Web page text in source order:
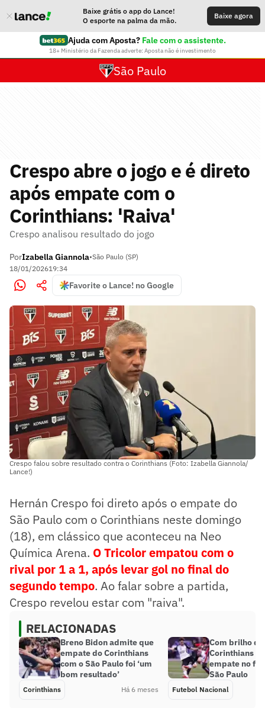
Baixe grátis o app do Lance!
O esporte na palma da mão.
Baixe agora
Ajuda com Aposta? Fale com o assistente.
18+ Ministério da Fazenda adverte: Aposta não é investimento
São Paulo
Crespo abre o jogo e é direto
após empate com o
Corinthians: 'Raiva'
Crespo analisou resultado do jogo
PorIzabella Giannola•São Paulo (SP)
18/01/202619:34
Favorite o Lance! no Google
Crespo falou sobre resultado contra o Corinthians (Foto: Izabella Giannola/
Lance!)
Hernán Crespo foi direto após o empate do
São Paulo com o Corinthians neste domingo
(18), em clássico que aconteceu na Neo
Química Arena. O Tricolor empatou com o
rival por 1 a 1, após levar gol no final do
segundo tempo. Ao falar sobre a partida,
Crespo revelou estar com "raiva".
RELACIONADAS
Breno Bidon admite que
empate do Corinthians
com o São Paulo foi ‘um
bom resultado’
Corinthians Há 6 meses
Com brilho
Corinthians
empate no
São Paulo
Futebol Nacional